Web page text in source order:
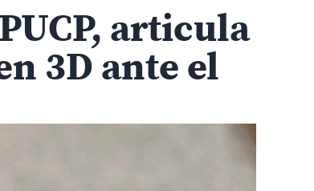
articula
3D ante el